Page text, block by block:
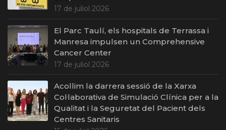
17 de juliol 2026
El Parc Taulí, els hospitals de Terrassa i
Manresa impulsen un Comprehensive
Cancer Center
17 de juliol 2026
Acollim la darrera sessió de la Xarxa
Col·laborativa de Simulació Clínica per a la
Qualitat i la Seguretat del Pacient dels
Centres Sanitaris